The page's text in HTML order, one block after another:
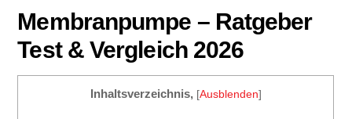
Membranpumpe – Ratgeber
Test & Vergleich 2026
Inhaltsverzeichnis, [Ausblenden]